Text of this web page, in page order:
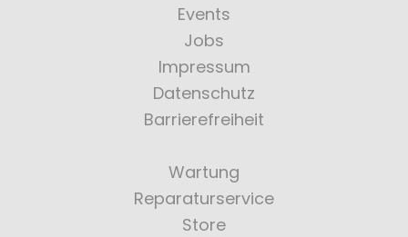
Events
Jobs
Impressum
Datenschutz
Barrierefreiheit
Wartung
Reparaturservice
Store